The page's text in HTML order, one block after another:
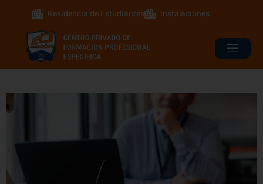
Residencia de Estudiantes Instalaciones